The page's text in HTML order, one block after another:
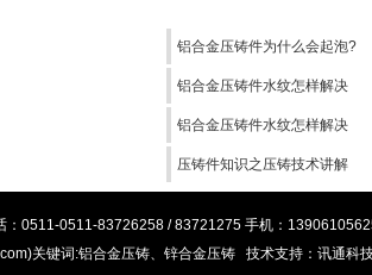
铝合金压铸件为什么会起泡?
铝合金压铸件水纹怎样解决
铝合金压铸件水纹怎样解决
压铸件知识之压铸技术讲解
：0511-0511-83726258 / 83721275 手机：
关键词:铝合金压铸、锌合金压铸 技术支持：讯通科